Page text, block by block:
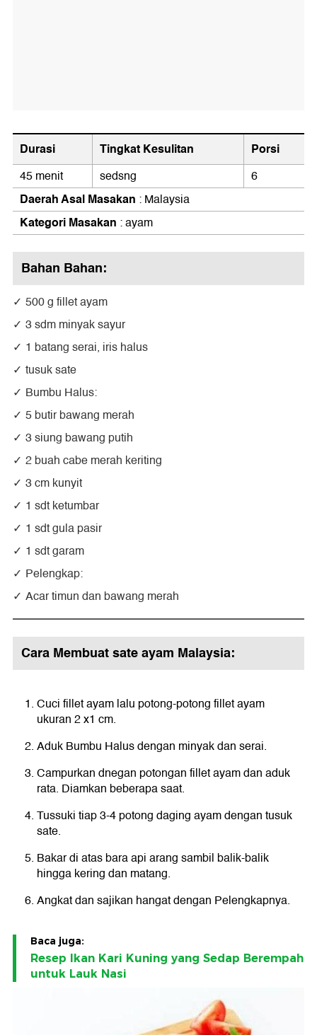
Durasi Tingkat Kesulitan Porsi
45 menit sedsng 6
Daerah Asal Masakan : Malaysia
Kategori Masakan : ayam
Bahan Bahan:
500 g fillet ayam
3 sdm minyak sayur
1 batang serai, iris halus
tusuk sate
Bumbu Halus:
5 butir bawang merah
3 siung bawang putih
2 buah cabe merah keriting
3 cm kunyit
1 sdt ketumbar
1 sdt gula pasir
1 sdt garam
Pelengkap:
Acar timun dan bawang merah
Cara Membuat sate ayam Malaysia:
Cuci fillet ayam lalu potong-potong fillet ayam
ukuran 2 x1 cm.
Aduk Bumbu Halus dengan minyak dan serai.
Campurkan dnegan potongan fillet ayam dan aduk
rata. Diamkan beberapa saat.
Tussuki tiap 3-4 potong daging ayam dengan tusuk
sate.
Bakar di atas bara api arang sambil balik-balik
hingga kering dan matang.
Angkat dan sajikan hangat dengan Pelengkapnya.
Baca juga:
Resep Ikan Kari Kuning yang Sedap Berempah
untuk Lauk Nasi